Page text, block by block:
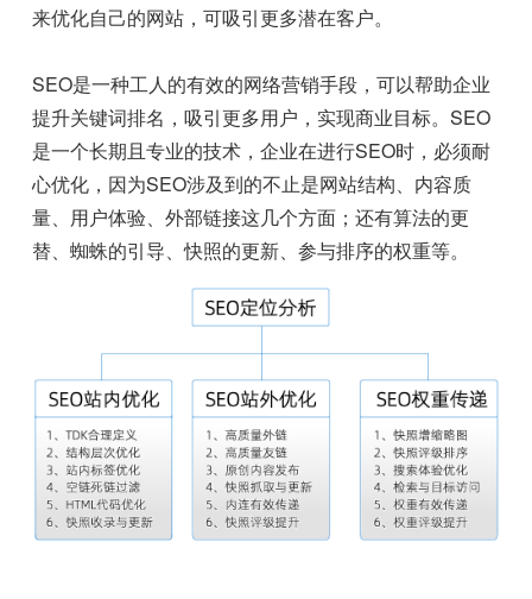
来优化自己的网站，可吸引更多潜在客户。
SEO是一种工人的有效的网络营销手段，可以帮助企业
提升关键词排名，吸引更多用户，实现商业目标。SEO
是一个长期且专业的技术，企业在进行SEO时，必须耐
心优化，因为SEO涉及到的不止是网站结构、内容质
量、用户体验、外部链接这几个方面；还有算法的更
替、蜘蛛的引导、快照的更新、参与排序的权重等。